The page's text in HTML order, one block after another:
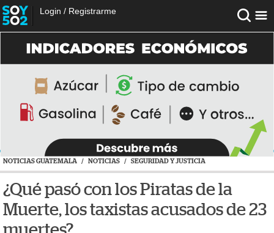
Login / Registrarme
NOTICIAS GUATEMALA / NOTICIAS / SEGURIDAD Y JUSTICIA
¿Qué pasó con los Piratas de la
Muerte, los taxistas acusados de 23